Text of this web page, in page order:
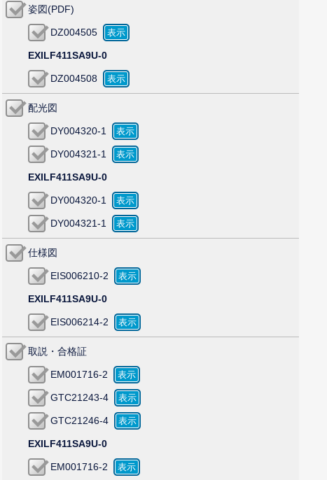
姿図(PDF)
DZ004505
EXILF411SA9U-0
DZ004508
配光図
DY004320-1
DY004321-1
EXILF411SA9U-0
DY004320-1
DY004321-1
仕様図
EIS006210-2
EXILF411SA9U-0
EIS006214-2
取説・合格証
EM001716-2
GTC21243-4
GTC21246-4
EXILF411SA9U-0
EM001716-2